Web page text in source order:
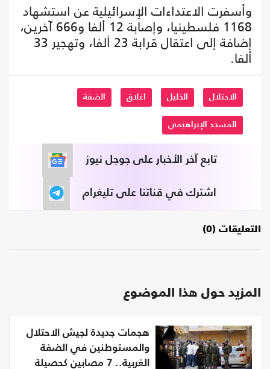
وأسفرت الاعتداءات الإسرائيلية عن استشهاد
1168 فلسطينيا، وإصابة 12 ألفا و666 آخرين،
إضافة إلى اعتقال قرابة 23 ألفا، وتهجير 33
ألفا.
الاحتلال الخليل اغلاق الضفة
المسجد الإبراهيمي
تابع آخر الأخبار على جوجل نيوز
اشترك في قناتنا على تليغرام
التعليقات (0)
المزيد حول هذا الموضوع
هجمات جديدة لجيش الاحتلال
والمستوطنين في الضفة
الغربية.. 7 مصابين كحصيلة